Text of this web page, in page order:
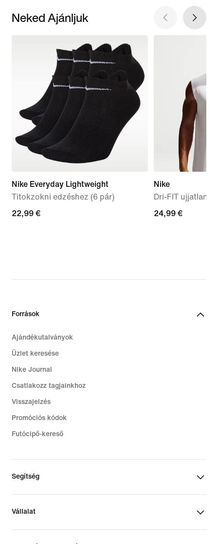
Neked Ajánljuk
Nike Everyday Lightweight
Titokzokni edzéshez (6 pár)
22,99
22,99 €
Nike
Dri-FIT ujjatlan
24,99
24,99 €
Források
Ajándékutalványok
Üzlet keresése
Nike Journal
Csatlakozz tagjainkhoz
Visszajelzés
Promóciós kódok
Futócipő-kereső
Segítség
Vállalat